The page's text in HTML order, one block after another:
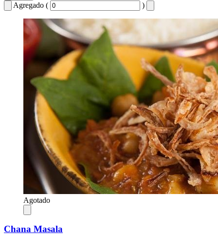
Agregado ( )
Agotado
Chana Masala